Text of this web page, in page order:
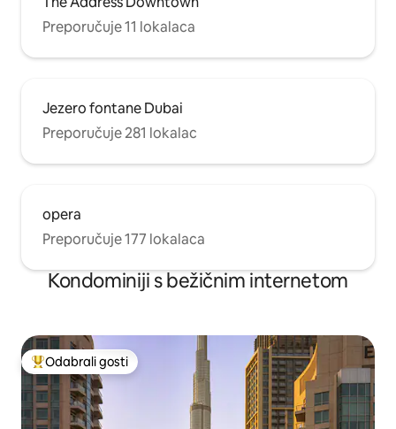
Preporučuje 11 lokalaca
Jezero fontane Dubai
Preporučuje 281 lokalac
opera
Preporučuje 177 lokalaca
Kondominiji s bežičnim internetom
Među najviše rangiranima s oznakom „Odabrali gosti”
Odabrali gosti